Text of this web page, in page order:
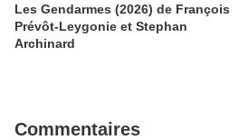
Les Gendarmes (2026) de François
Prévôt-Leygonie et Stephan
Archinard
Commentaires